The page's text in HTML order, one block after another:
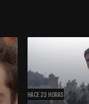
HACE 23 HORAS